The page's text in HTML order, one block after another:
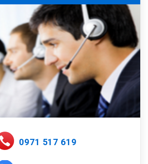
0971 517 619